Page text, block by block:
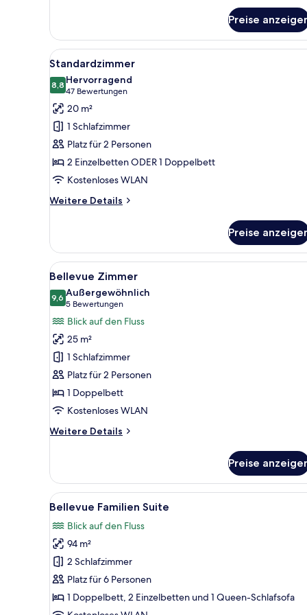
Preise
Alle
Fotos
für
Standardzimmer
anzeigen
Standardzimmer |
10
Standardzimmer
8,88,8 von 10
Hervorragend
47 Bewertungen
(47
Bewertungen)
20 m²
1 Schlafzimmer
Platz für 2 Personen
2 Einzelbetten ODER 1 Doppelbett
Kostenloses WLAN
Weitere Details
Weitere
Preise
Alle
Fotos
für
Bellevue
Zimmer
anzeigen
Bellevue Zimmer |
8
Bellevue Zimmer
9,69,6 von 10
Außergewöhnlich
5 Bewertungen
(5
Bewertungen)
Blick auf den Fluss
25 m²
1 Schlafzimmer
Platz für 2 Personen
1 Doppelbett
Kostenloses WLAN
Weitere Details
Weitere
Zimmer
Preise
Alle
Fotos
für
Bellevue
Familien
Suite
anzeigen
Ein Grundriss eines
1
Bellevue Familien Suite
Blick auf den Fluss
94 m²
2 Schlafzimmer
Platz für 6 Personen
1 Doppelbett, 2 Einzelbetten und 1 Queen-Schlafsofa